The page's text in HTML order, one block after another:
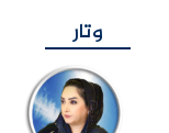
وتار